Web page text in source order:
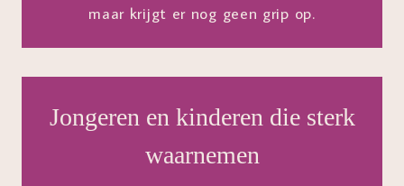
maar krijgt er nog geen grip op.
Jongeren en kinderen die sterk
waarnemen